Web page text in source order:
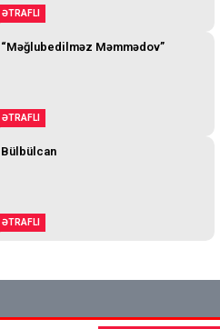
GENERALIN TELEQRAMI
ƏTRAFLI
“Məğlubedilməz Məmmədov”
ƏTRAFLI
Bülbülcan
ƏTRAFLI